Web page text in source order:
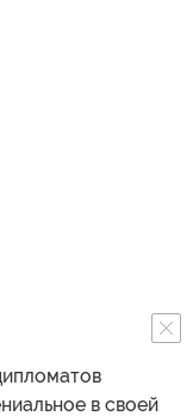
в своей